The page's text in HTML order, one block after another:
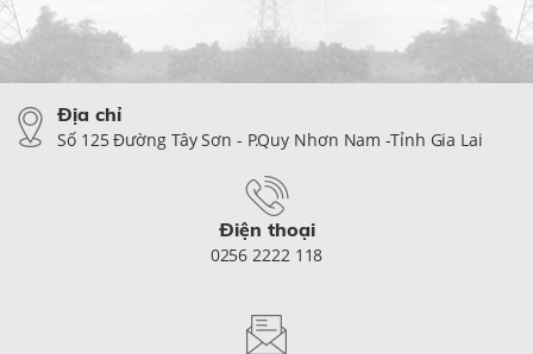
Địa chỉ
Số 125 Đường Tây Sơn - P.Quy Nhơn Nam -Tỉnh Gia Lai
Điện thoại
0256 2222 118